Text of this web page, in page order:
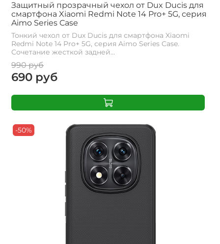
Защитный прозрачный чехол от Dux Ducis для
смартфона Xiaomi Redmi Note 14 Pro+ 5G, серия
Aimo Series Case
Тонкий чехол от Dux Ducis для смартфона Xiaomi
Redmi Note 14 Pro+ 5G, серия Aimo Series Case.
Сочетание жесткой задней...
990 руб
690 руб
-50%